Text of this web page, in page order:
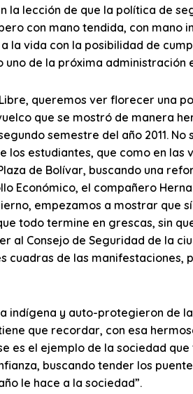
la lección de que la política de
con mano tendida, con mano
vida con la posibilidad de
de la próxima administración
queremos ver florecer una
que se mostró de manera
semestre del año 2011. No
los estudiantes, que como en las
de Bolívar, buscando una
Económico, el compañero
empezamos a mostrar que
todo termine en grescas, sin
al Consejo de Seguridad de la
cuadras de las manifestaciones,
indígena y auto-protegieron de
que recordar, con esa
es el ejemplo de la sociedad
buscando tender los
le hace a la sociedad”.